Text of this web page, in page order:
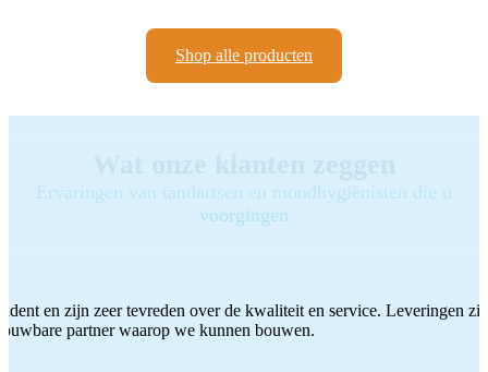
Shop alle producten
Ervaringen van tandartsen en mondhygiënisten die u
voorgingen
en zijn zeer tevreden over de kwaliteit en service. Leveringen
partner waarop we kunnen bouwen.